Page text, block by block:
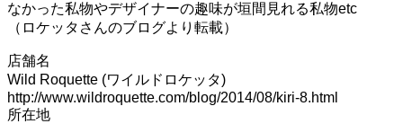
なかった私物やデザイナーの趣味が垣間見れる私物etc
（ロケッタさんのブログより転載）
店舗名
Wild Roquette (ワイルドロケッタ)
http://www.wildroquette.com/blog/2014/08/kiri-8.html
所在地